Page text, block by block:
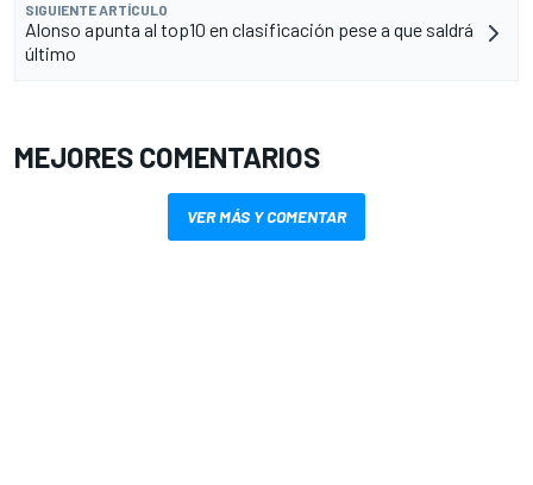
SIGUIENTE ARTÍCULO
Alonso apunta al top10 en clasificación pese a que saldrá
último
MEJORES COMENTARIOS
VER MÁS Y COMENTAR